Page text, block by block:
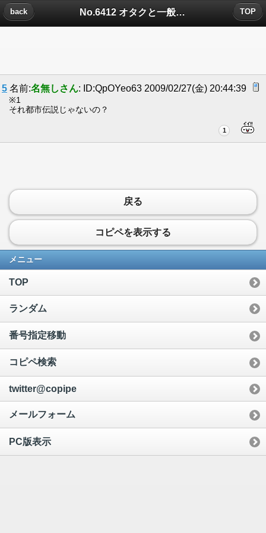
No.6412 オタクと一般人の見分け方についたコメント
back TOP
5 名前:名無しさん: ID:QpOYeo63 2009/02/27(金) 20:44:39
※1
それ都市伝説じゃないの？
1
戻る
コピペを表示する
メニュー
TOP
ランダム
番号指定移動
コピペ検索
twitter@copipe
メールフォーム
PC版表示